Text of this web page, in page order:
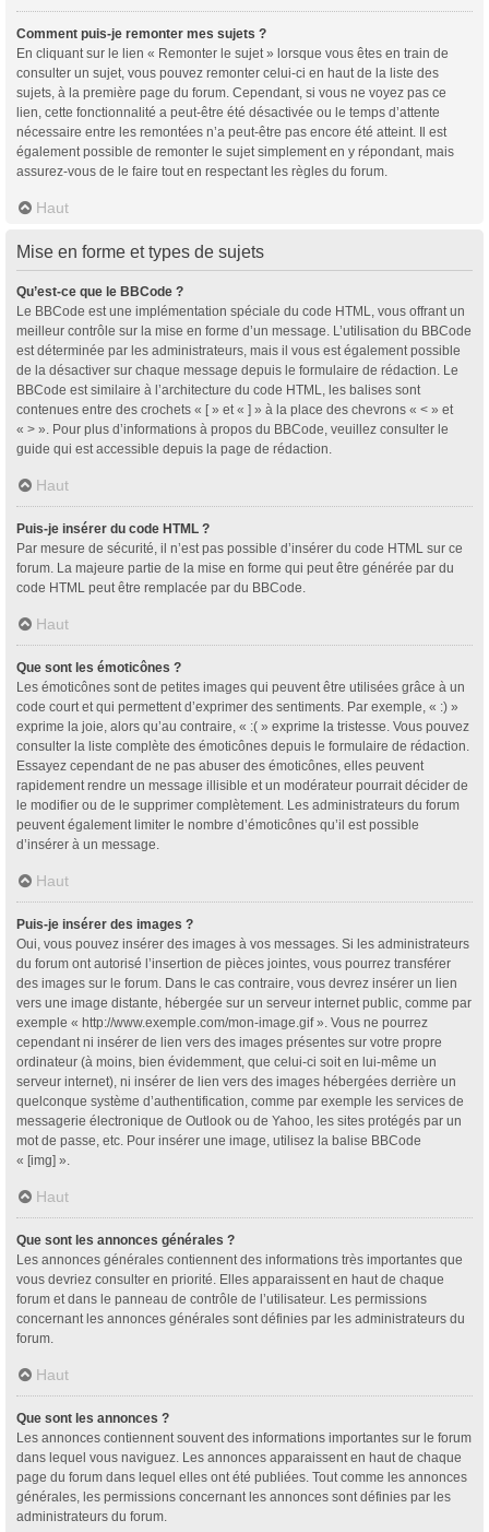
Comment puis-je remonter mes sujets ?
En cliquant sur le lien « Remonter le sujet » lorsque vous êtes en train de
consulter un sujet, vous pouvez remonter celui-ci en haut de la liste des
sujets, à la première page du forum. Cependant, si vous ne voyez pas ce
lien, cette fonctionnalité a peut-être été désactivée ou le temps d’attente
nécessaire entre les remontées n’a peut-être pas encore été atteint. Il est
également possible de remonter le sujet simplement en y répondant, mais
assurez-vous de le faire tout en respectant les règles du forum.
Haut
Mise en forme et types de sujets
Qu’est-ce que le BBCode ?
Le BBCode est une implémentation spéciale du code HTML, vous offrant un
meilleur contrôle sur la mise en forme d’un message. L’utilisation du BBCode
est déterminée par les administrateurs, mais il vous est également possible
de la désactiver sur chaque message depuis le formulaire de rédaction. Le
BBCode est similaire à l’architecture du code HTML, les balises sont
contenues entre des crochets « [ » et « ] » à la place des chevrons « < » et
« > ». Pour plus d’informations à propos du BBCode, veuillez consulter le
guide qui est accessible depuis la page de rédaction.
Haut
Puis-je insérer du code HTML ?
Par mesure de sécurité, il n’est pas possible d’insérer du code HTML sur ce
forum. La majeure partie de la mise en forme qui peut être générée par du
code HTML peut être remplacée par du BBCode.
Haut
Que sont les émoticônes ?
Les émoticônes sont de petites images qui peuvent être utilisées grâce à un
code court et qui permettent d’exprimer des sentiments. Par exemple, « :) »
exprime la joie, alors qu’au contraire, « :( » exprime la tristesse. Vous pouvez
consulter la liste complète des émoticônes depuis le formulaire de rédaction.
Essayez cependant de ne pas abuser des émoticônes, elles peuvent
rapidement rendre un message illisible et un modérateur pourrait décider de
le modifier ou de le supprimer complètement. Les administrateurs du forum
peuvent également limiter le nombre d’émoticônes qu’il est possible
d’insérer à un message.
Haut
Puis-je insérer des images ?
Oui, vous pouvez insérer des images à vos messages. Si les administrateurs
du forum ont autorisé l’insertion de pièces jointes, vous pourrez transférer
des images sur le forum. Dans le cas contraire, vous devrez insérer un lien
vers une image distante, hébergée sur un serveur internet public, comme par
exemple « http://www.exemple.com/mon-image.gif ». Vous ne pourrez
cependant ni insérer de lien vers des images présentes sur votre propre
ordinateur (à moins, bien évidemment, que celui-ci soit en lui-même un
serveur internet), ni insérer de lien vers des images hébergées derrière un
quelconque système d’authentification, comme par exemple les services de
messagerie électronique de Outlook ou de Yahoo, les sites protégés par un
mot de passe, etc. Pour insérer une image, utilisez la balise BBCode
« [img] ».
Haut
Que sont les annonces générales ?
Les annonces générales contiennent des informations très importantes que
vous devriez consulter en priorité. Elles apparaissent en haut de chaque
forum et dans le panneau de contrôle de l’utilisateur. Les permissions
concernant les annonces générales sont définies par les administrateurs du
forum.
Haut
Que sont les annonces ?
Les annonces contiennent souvent des informations importantes sur le forum
dans lequel vous naviguez. Les annonces apparaissent en haut de chaque
page du forum dans lequel elles ont été publiées. Tout comme les annonces
générales, les permissions concernant les annonces sont définies par les
administrateurs du forum.